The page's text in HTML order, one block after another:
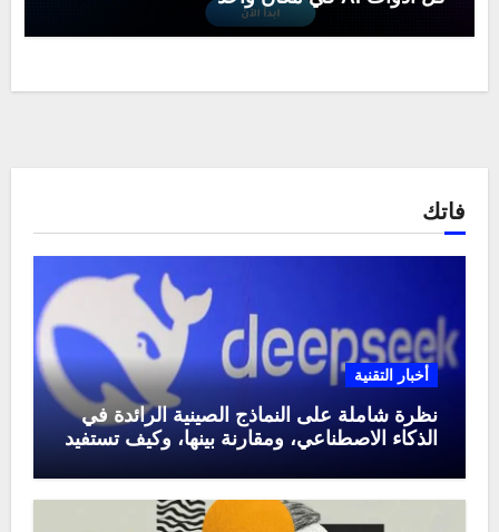
فاتك
أخبار التقنية
نظرة شاملة على النماذج الصينية الرائدة في
الذكاء الاصطناعي، ومقارنة بينها، وكيف تستفيد